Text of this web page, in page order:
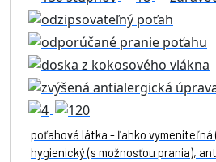
poťahová látka - ľahko vymeniteľná
hygienický (s možnosťou prania),